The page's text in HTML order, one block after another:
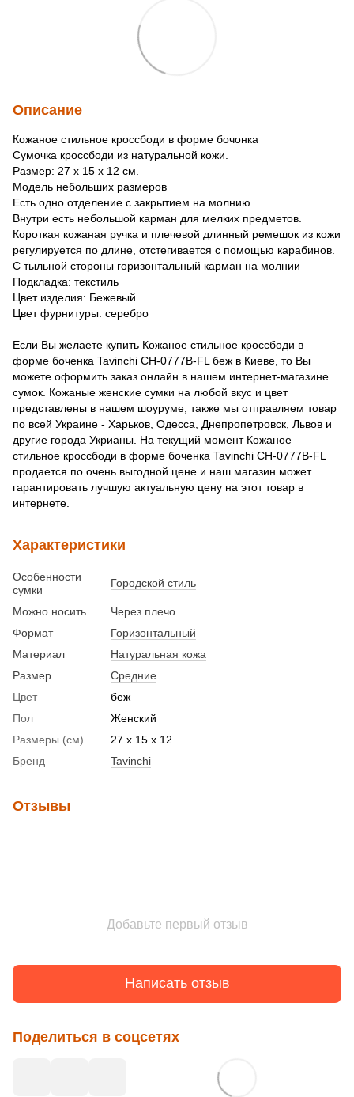
Описание
Кожаное стильное кроссбоди в форме бочонка
Сумочка кроссбоди из натуральной кожи.
Размер: 27 x 15 x 12 см.
Модель небольших размеров
Есть одно отделение с закрытием на молнию.
Внутри есть небольшой карман для мелких предметов.
Короткая кожаная ручка и плечевой длинный ремешок из кожи
регулируется по длине, отстегивается с помощью карабинов.
С тыльной стороны горизонтальный карман на молнии
Подкладка: текстиль
Цвет изделия: Бежевый
Цвет фурнитуры: серебро
Если Вы желаете купить Кожаное стильное кроссбоди в
форме боченка Tavinchi CH-0777B-FL беж в Киеве, то Вы
можете оформить заказ онлайн в нашем интернет-магазине
сумок. Кожаные женские сумки на любой вкус и цвет
представлены в нашем шоуруме, также мы отправляем товар
по всей Украине - Харьков, Одесса, Днепропетровск, Львов и
другие города Укрианы. На текущий момент Кожаное
стильное кроссбоди в форме боченка Tavinchi CH-0777B-FL
продается по очень выгодной цене и наш магазин может
гарантировать лучшую актуальную цену на этот товар в
интернете.
Характеристики
Особенности
сумки
Городской стиль
Можно носить
Через плечо
Формат
Горизонтальный
Материал
Натуральная кожа
Размер
Средние
Цвет
беж
Пол
Женский
Размеры (см)
27 x 15 x 12
Бренд
Tavinchi
Отзывы
Добавьте первый отзыв
Написать отзыв
Поделиться в соцсетях